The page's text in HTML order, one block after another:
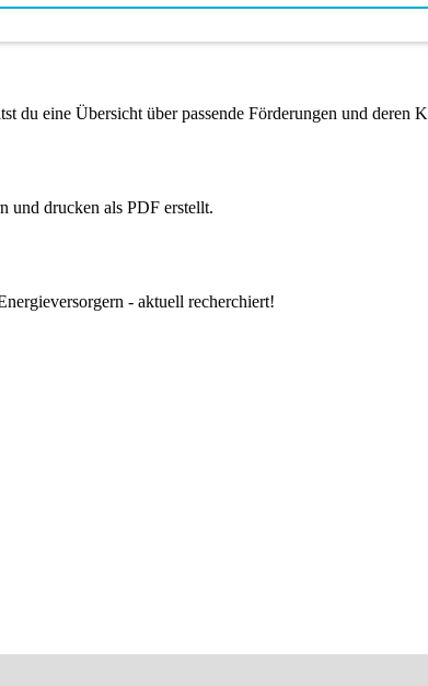
du eine Übersicht über passende Förderungen und deren
und drucken als PDF erstellt.
- aktuell recherchiert!